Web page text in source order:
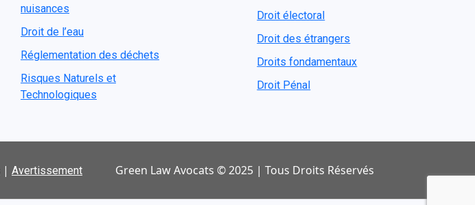
nuisances
Droit de l’eau
Réglementation des déchets
Risques Naturels et
Technologiques
Droit électoral
Droit des étrangers
Droits fondamentaux
Droit Pénal
| Avertissement Green Law Avocats © 2025 | Tous Droits Réservés